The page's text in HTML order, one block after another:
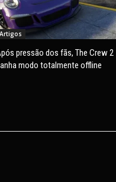
Artigos
pressão dos fãs, The Crew 2
modo totalmente offline